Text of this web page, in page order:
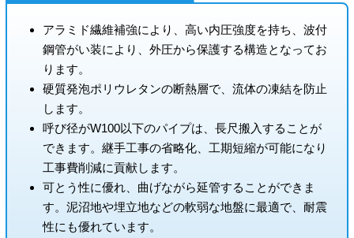
アラミド繊維補強により、高い内圧強度を持ち、波付
鋼管がい装により、外圧から保護する構造となってお
ります。
硬質発泡ポリウレタンの断熱層で、流体の凍結を防止
します。
呼び径がW100以下のパイプは、長尺搬入することが
できます。継手工事の省略化、工期短縮が可能になり
工事費削減に貢献します。
可とう性に優れ、曲げながら延管することができま
す。泥沼地や埋立地などの軟弱な地盤に最適で、耐震
性にも優れています。